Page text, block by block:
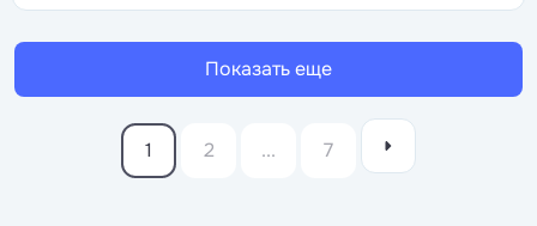
Показать еще
1 2 ... 7